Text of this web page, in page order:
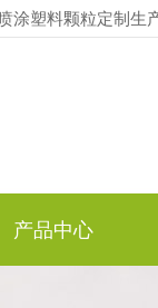
涂塑料颗粒定制生
产品中心